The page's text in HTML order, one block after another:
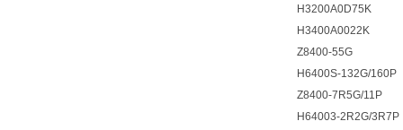
H3200A0D75K
H3400A0022K
Z8400-55G
H6400S-132G/160P
Z8400-7R5G/11P
H64003-2R2G/3R7P